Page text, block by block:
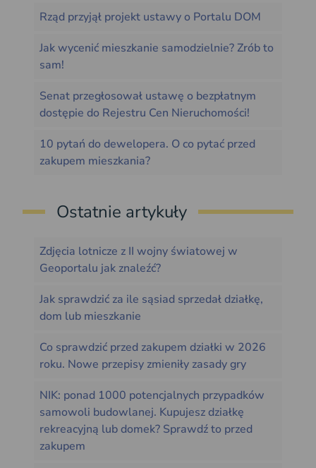
Rząd przyjął projekt ustawy o Portalu DOM
Jak wycenić mieszkanie samodzielnie? Zrób to
sam!
Senat przegłosował ustawę o bezpłatnym
dostępie do Rejestru Cen Nieruchomości!
10 pytań do dewelopera. O co pytać przed
zakupem mieszkania?
Ostatnie artykuły
Zdjęcia lotnicze z II wojny światowej w
Geoportalu jak znaleźć?
Jak sprawdzić za ile sąsiad sprzedał działkę,
dom lub mieszkanie
Co sprawdzić przed zakupem działki w 2026
roku. Nowe przepisy zmieniły zasady gry
NIK: ponad 1000 potencjalnych przypadków
samowoli budowlanej. Kupujesz działkę
rekreacyjną lub domek? Sprawdź to przed
zakupem